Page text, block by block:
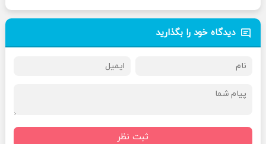
دیدگاه خود را بگذارید
ثبت نظر